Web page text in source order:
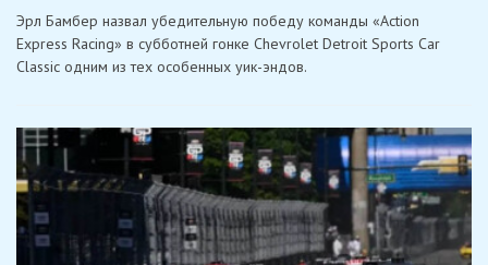
назвал
в
Детройте
уик-
эндов»
Эрл Бамбер назвал убедительную победу команды «Action
Express Racing» в субботней гонке Chevrolet Detroit Sports Car
Classic одним из тех особенных уик-эндов.